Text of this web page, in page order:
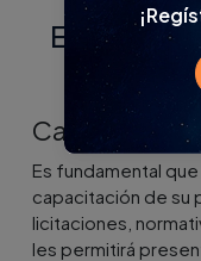
Es fundamental
capacitación de su
licitaciones,
les permitirá